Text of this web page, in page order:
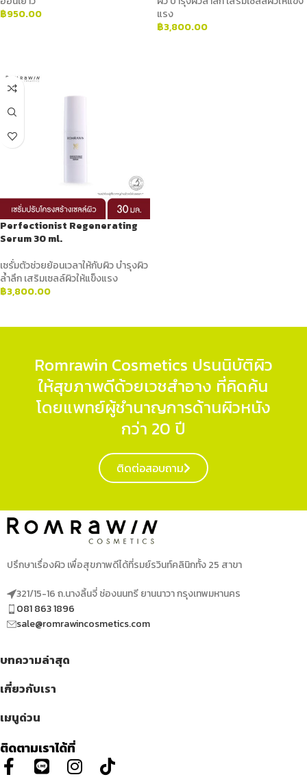
฿950.00
แรง
฿3,800.00
Perfectionist Regenerating
Serum 30 ml.
เซรั่มตัวช่วยย้อนเวลาให้กับผิว บำรุงผิว
ล้ำลึก เสริมเซลล์ผิวให้แข็งแรง
฿3,800.00
Romrawin Cosmetics ปรนนิบัติผิว
ให้สุขภาพดีด้วยเวชสำอาง ที่คิดค้น
โดยแพทย์ผู้ชำนาญการด้านผิวหนัง
กว่า 20 ปี
ติดต่อสอบถาม
ปรึกษาเรื่องผิว เพื่อสุขภาพดีได้ที่รมย์รวินท์คลินิกทั้ง 25 สาขา
321/15-16 ถ.นางลิ้นจี่ ช่องนนทรี ยานนาวา กรุงเทพมหานคร
081 863 1896
sale@romrawincosmetics.com
บทความล่าสุด
เกี่ยวกับเรา
เมนูด่วน
ติดตามเราได้ที่